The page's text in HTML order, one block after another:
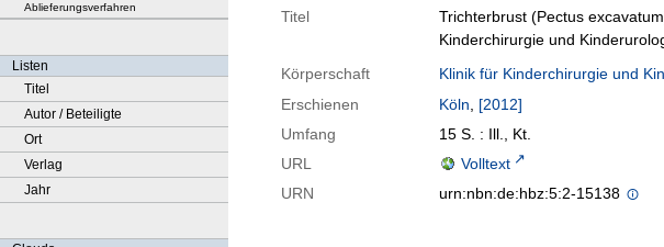
Ablieferungsverfahren
Listen
Titel
Autor / Beteiligte
Ort
Verlag
Jahr
Titel
Trichterbrust (Pectus
Kinderchirurgie und
Körperschaft
Klinik für Kinderchirurgie und
Erschienen
Köln, [2012]
Umfang
15 S. : Ill., Kt.
URL
Volltext
URN
urn:nbn:de:hbz:5:2-15138